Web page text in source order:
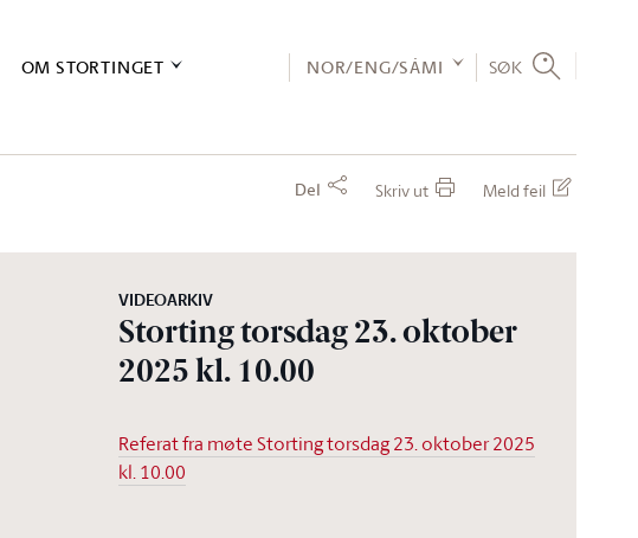
OM STORTINGET NOR/ENG/SÁMI SØK
Del Skriv ut Meld feil
VIDEOARKIV
Storting torsdag 23. oktober
2025 kl. 10.00
Referat fra møte Storting torsdag 23. oktober 2025
kl. 10.00